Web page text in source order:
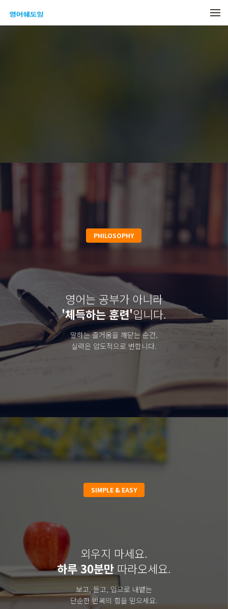
PHILOSOPHY
영어는 공부가 아니라
'체득하는 훈련'입니다.
말하는 즐거움을 깨닫는 순간,
실력은 압도적으로 변합니다.
SIMPLE & EASY
외우지 마세요.
하루 30분만따라오세요.
보고, 듣고, 입으로 내뱉는
단순한 반복의 힘을 믿으세요.